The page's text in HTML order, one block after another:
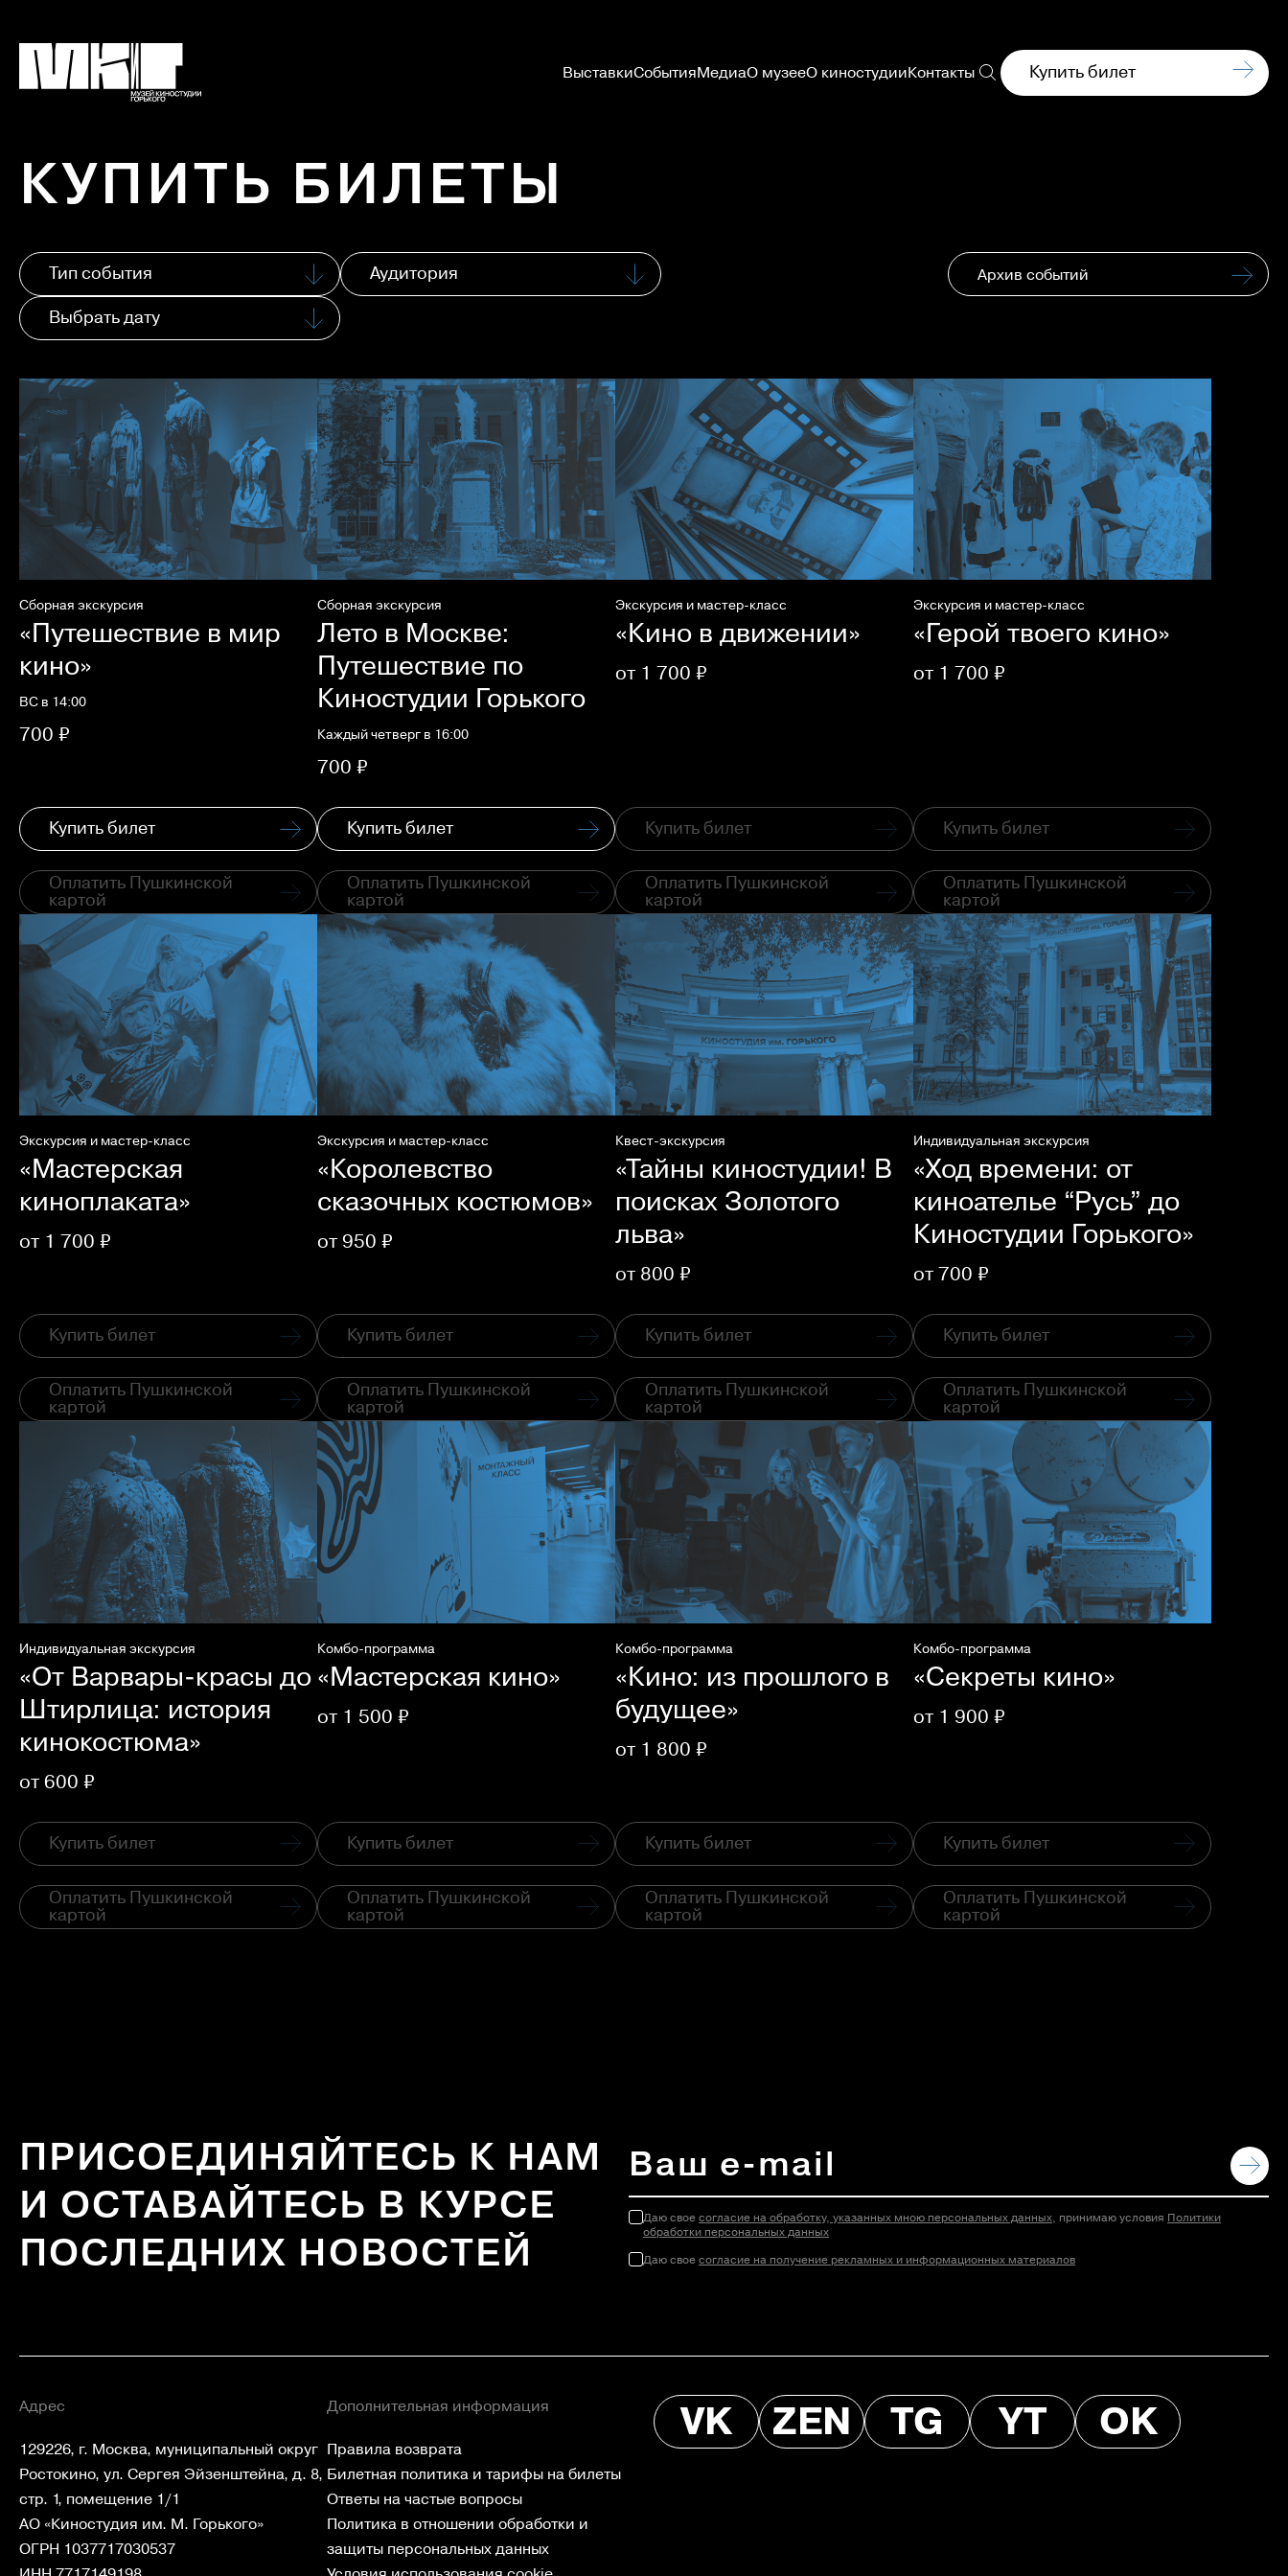
ВыставкиСобытияМедиаО музееО киностудииКонтакты Купить билет
КУПИТЬ БИЛЕТЫ
Тип события
Аудитория
Выбрать дату
Архив событий
Сборная экскурсия
«Путешествие в мир
кино»
ВС в 14:00
700 ₽
Купить билет
Оплатить Пушкинской
картой
Сборная экскурсия
Лето в Москве:
Путешествие по
Киностудии Горького
Каждый четверг в 16:00
700 ₽
Купить билет
Оплатить Пушкинской
картой
Экскурсия и мастер-класс
«Кино в движении»
от 1 700 ₽
Купить билет
Оплатить Пушкинской
картой
Экскурсия и мастер-класс
«Герой твоего кино»
от 1 700 ₽
Купить билет
Оплатить Пушкинской
картой
Экскурсия и мастер-класс
«Мастерская
киноплаката»
от 1 700 ₽
Купить билет
Оплатить Пушкинской
картой
Экскурсия и мастер-класс
«Королевство
сказочных костюмов»
от 950 ₽
Купить билет
Оплатить Пушкинской
картой
Квест-экскурсия
«Тайны киностудии! В
поисках Золотого
льва»
от 800 ₽
Купить билет
Оплатить Пушкинской
картой
Индивидуальная экскурсия
«Ход времени: от
киноателье “Русь” до
Киностудии Горького»
от 700 ₽
Купить билет
Оплатить Пушкинской
картой
Индивидуальная экскурсия
«От Варвары-красы до
Штирлица: история
кинокостюма»
от 600 ₽
Купить билет
Оплатить Пушкинской
картой
Комбо-программа
«Мастерская кино»
от 1 500 ₽
Купить билет
Оплатить Пушкинской
картой
Комбо-программа
«Кино: из прошлого в
будущее»
от 1 800 ₽
Купить билет
Оплатить Пушкинской
картой
Комбо-программа
«Секреты кино»
от 1 900 ₽
Купить билет
Оплатить Пушкинской
картой
ПРИСОЕДИНЯЙТЕСЬ К НАМ
И ОСТАВАЙТЕСЬ В КУРСЕ
ПОСЛЕДНИХ НОВОСТЕЙ
Даю своесогласие на обработку, указанных мною персональных данных, принимаю условия Политики
обработки персональных данных
Даю своесогласие на получение рекламных и информационных материалов
Адрес
129226, г. Москва, муниципальный округ
Ростокино, ул. Сергея Эйзенштейна, д. 8,
стр. 1, помещение 1/1
АО «Киностудия им. М. Горького»
ОГРН 1037717030537
Дополнительная информация
Правила возврата
Билетная политика и тарифы на билеты
Ответы на частые вопросы
Политика в отношении обработки и
защиты персональных данных
VK ZEN TG YT OK